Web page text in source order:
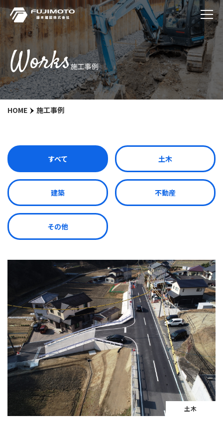
Works施工事例
HOME 施工事例
すべて 土木
建築 不動産
その他
土木